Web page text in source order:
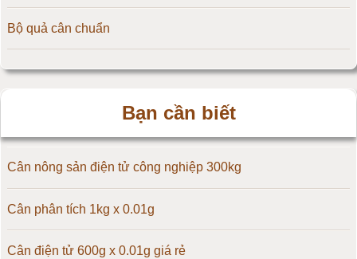
Cân điện tử 20kg
Cân điện tử 25kg
Cân điện tử 50kg
Cân điện tử 60kg
Cân điện tử 100kg
Bộ quả cân chuẩn
Bạn cần biết
Cân nông sản điện tử công nghiệp 300kg
Cân phân tích 1kg x 0.01g
Cân điện tử 600g x 0.01g giá rẻ